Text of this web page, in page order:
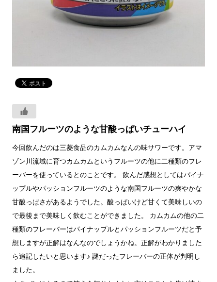
南国フルーツのような甘酸っぱいチューハイ
今回飲んだのは三菱食品のカムカムなんの味サワーです。アマ
ゾン川流域に育つカムカムというフルーツの他に二種類のフレ
ーバーを使っているとのことです。 飲んだ感想としてはパイナ
ップルやパッションフルーツのような南国フルーツの爽やかな
甘酸っぱさがあるようでした。酸っぱいけど甘くて美味しいの
で最後まで美味しく飲むことができました。 カムカムの他の二
種類のフレーバーはパイナップルとパッションフルーツだと予
想しますが正解はなんなのでしょうかね。正解がわかりました
ら追記したいと思います♪ 謎だったフレーバーの正体が判明し
ました。